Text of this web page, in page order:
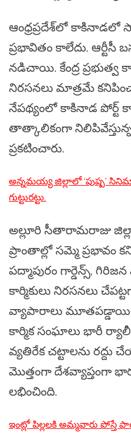
ఆంధ్రప్రదేశ్‌లో కాకినాడలో
ప్రభావితం కాలేదు. ఆర్టీసీ
నడిచాయి. కేంద్ర
నిరసనలు మాత్రమే
నేపథ్యంలో కాకినాడ పోర్ట్
తాత్కాలికంగా
ప్రకటించారు.
అన్నమయ్య జిల్లాలో ‘పుష్ప’
గుట్టురట్టు.
అల్లూరి సీతారామరాజు
ప్రాంతాల్లో సమ్మె ప్రభావం
పద్మాపురం గార్డెన్స్,
కార్మికులు నిరసనలు
వ్యాపారాలు
కార్మిక సంఘాలు భారీ
వ్యతిరేక చట్టాలను
మొత్తంగా దేశవ్యాప్తంగా
లభించింది.
ఇంట్లో పిల్లలకి అమ్మవారు